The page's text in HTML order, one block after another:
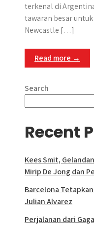
terkenal di
tawaran besar
Newcastle […]
Read more →
Search
Recent
Kees Smit,
Mirip De Jong dan
Barcelona
Julian Alvarez
Perjalanan dari